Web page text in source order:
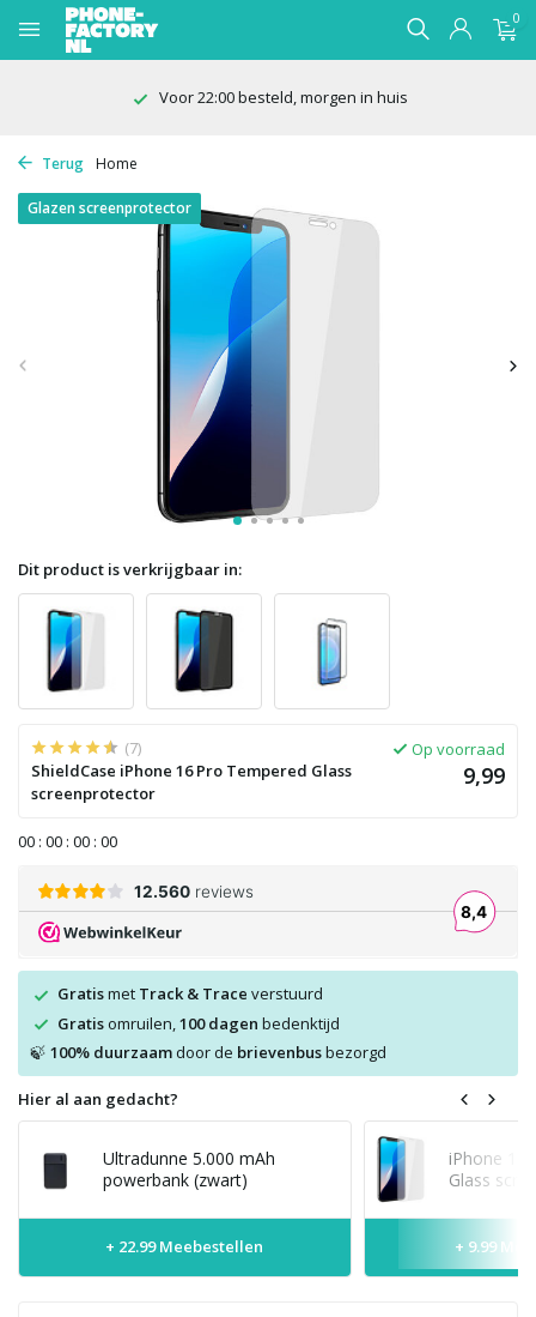
0
Voor 22:00 besteld, morgen in huis
Terug Home
Glazen screenprotector
Dit product is verkrijgbaar in:
(7)
ShieldCase iPhone 16 Pro Tempered Glass
screenprotector
Op voorraad
9,99
00 : 00 : 00 : 00
Gratismet Track & Trace verstuurd
Gratisomruilen, 100 dagen bedenktijd
🍃 100% duurzaamdoor de brievenbusbezorgd
Hier al aan gedacht?
Ultradunne 5.000 mAh
powerbank (zwart)
+ 22.99 Meebestellen
iPhone 16
Glass
+ 9.99